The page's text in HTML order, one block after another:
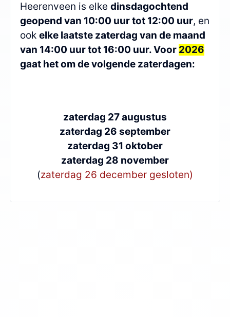
Heerenveen is elke dinsdagochtend
geopend van 10:00 uur tot 12:00 uur, en
ook elke laatste zaterdag van de maand
van 14:00 uur tot 16:00 uur. Voor 2026
gaat het om de volgende zaterdagen:
zaterdag 27 augustus
zaterdag 26 september
zaterdag 31 oktober
zaterdag 28 november
(zaterdag 26 december gesloten)